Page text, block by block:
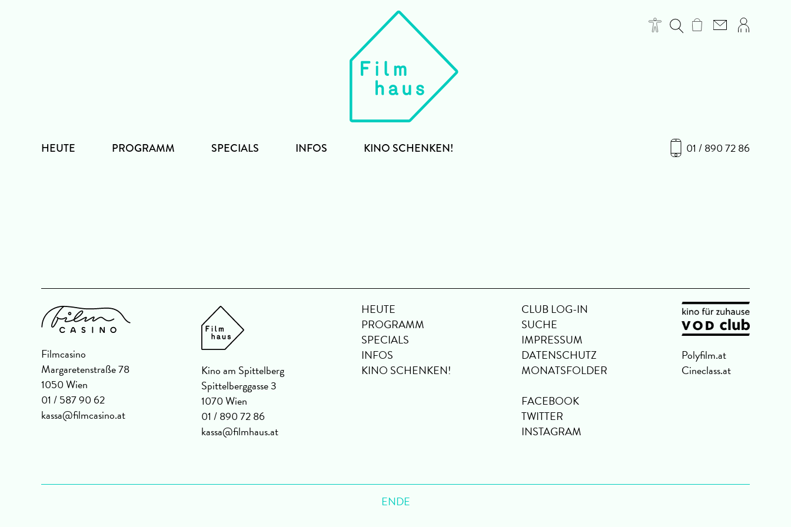
01 / 890 72 86
HEUTE PROGRAMM SPECIALS INFOS KINO SCHENKEN!
Filmcasino
Margaretenstraße 78
1050 Wien
01 / 587 90 62
kassa@filmcasino.at
Kino am Spittelberg
Spittelberggasse 3
1070 Wien
01 / 890 72 86
kassa@filmhaus.at
HEUTE
PROGRAMM
SPECIALS
INFOS
KINO SCHENKEN!
CLUB LOG-IN
SUCHE
IMPRESSUM
DATENSCHUTZ
MONATSFOLDER
FACEBOOK
TWITTER
INSTAGRAM
Polyfilm.at
Cineclass.at
ENDE